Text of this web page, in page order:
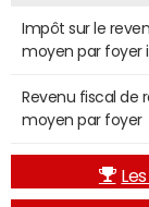
Impôt sur le
moyen par foyer
Revenu fiscal de
moyen par foyer